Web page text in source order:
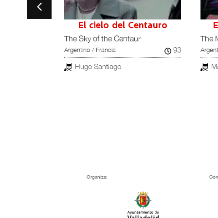
El cielo del Centauro
The Sky of the Centaur
Argentina / Francia
93
Hugo Santiago
The
Organiza: